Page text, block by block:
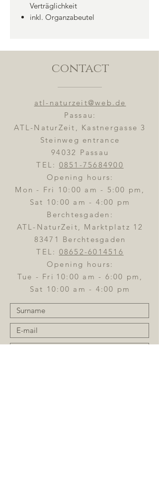
Verträglichkeit
inkl. Organzabeutel
contact
atl-naturzeit@web.de
Passau:
ATL-NaturZeit, Kastnergasse 3
Steinweg entrance
94032 Passau
TEL: 0851-75684900
Opening hours:
Mon - Fri 10:00 am - 5:00 pm,
Sat 10:00 am - 4:00 pm
Berchtesgaden:
ATL-NaturZeit, Marktplatz 12
83471 Berchtesgaden
TEL: 08652-6014516
Opening hours:
Tue - Fri 10:00 am - 6:00 pm,
Sat 10:00 am - 4:00 pm